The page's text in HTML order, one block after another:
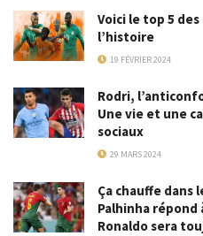
Voici le top 5
l’histoire
19 FÉVRIER 2024
Rodri,
Une vie et une
sociaux
29 MARS 2024
Ça chauffe dans
Palhinha répond
Ronaldo sera